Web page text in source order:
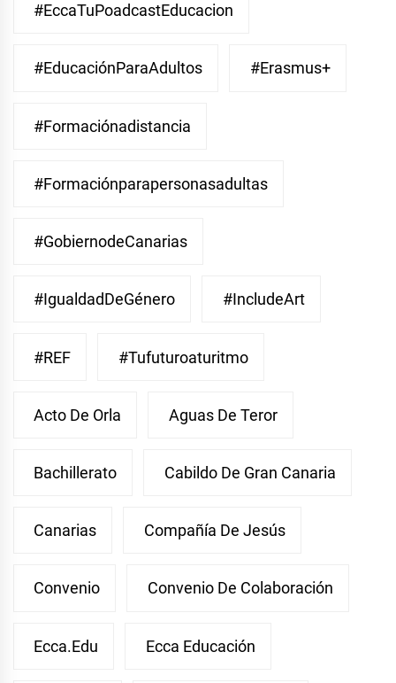
#EccaTuPoadcastEducacion
#EducaciónParaAdultos #Erasmus+
#Formaciónadistancia
#Formaciónparapersonasadultas
#GobiernodeCanarias
#IgualdadDeGénero #IncludeArt
#REF #Tufuturoaturitmo
Acto De Orla Aguas De Teror
Bachillerato Cabildo De Gran Canaria
Canarias Compañía De Jesús
Convenio Convenio De Colaboración
Ecca.edu Ecca Educación